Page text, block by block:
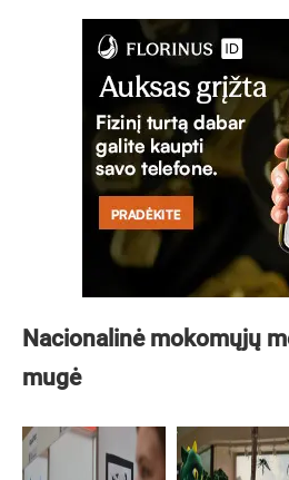
Nacionalinė mokomųjų
mugė